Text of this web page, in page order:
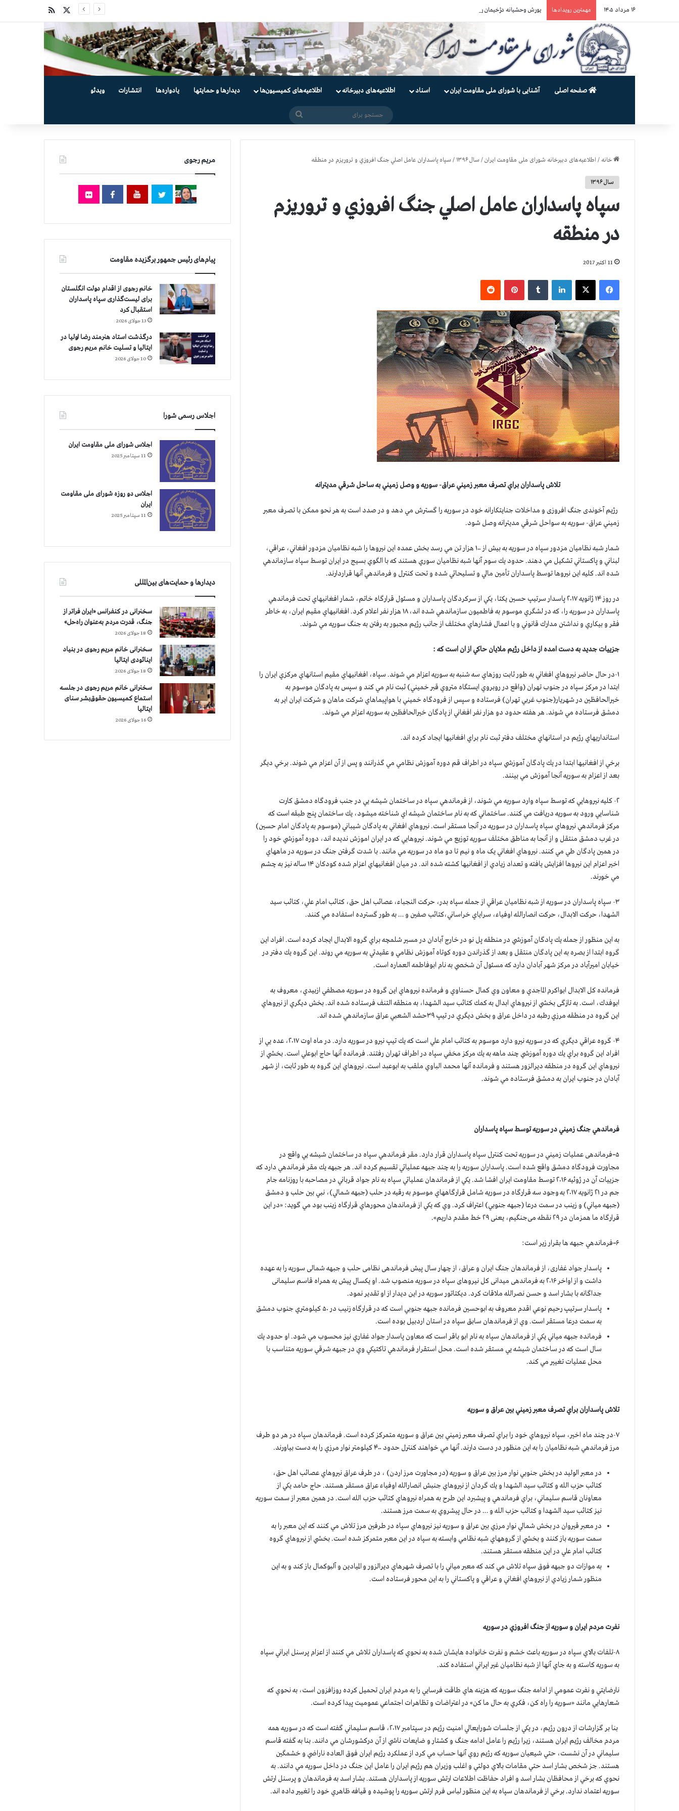
۱۶ مرداد ۱۴۰۵ مهمترین رویدادها یورش وحشیانه دژخیمان رژیم آخوندی به بند ۷ زندان اوین و ضرب‌وجرح زندانیان سیاسی
صفحه اصلی آشنایی با شورای ملی مقاومت ایران اسناد اطلاعیه‌های دبیرخانه اطلاعیه‌های کمیسیون‌‌ها دیدارها و حمایتها یادواره‌ها انتشارات ویدئو
خانه / اطلاعیه‌های دبیرخانه شورای ملی مقاومت ایران/ سال ۱۳۹۶ / سپاه پاسداران عامل اصلي جنگ افروزي و تروريزم در منطقه
سال ۱۳۹۶
سپاه پاسداران عامل اصلي جنگ افروزي و تروريزم
در منطقه
11 اکتبر 2017
فیس بوک X ‫پین‌ترست
تلاش پاسداران براي تصرف معبر زميني عراق- سوريه و وصل زميني به ساحل شرقي مديترانه
رژیم آخوندی جنگ افروزی و مداخلات جنایتکارانه خود در سوریه را گسترش مي دهد و در صدد است به هر نحو ممکن با تصرف معبر
زميني عراق- سوريه به سواحل شرقي مديترانه وصل شود.
شمار شبه نظاميان مزدور سپاه در سوريه به بيش از ۱۰۰ هزار تن مي رسد بخش عمده اين نيروها را شبه نظاميان مزدور افغاني، عراقي،
لبناني و پاكستاني تشكيل مي دهند. حدود يك سوم آنها شبه نظاميان سوري هستند كه با الگوي بسيج در ايران توسط سپاه سازماندهي
شده اند. كليه اين نيروها توسط پاسداران تأمين مالي و تسليحاتي شده و تحت كنترل و فرماندهي آنها قراردارند.
در روز ۱۴ ژانويه ۲۰۱۷ پاسدار سرتيپ حسين يكتا، يكي از سركردگان پاسداران و مسئول قرارگاه خاتم، شمار افغانيهاي تحت فرماندهي
پاسداران در سوريه را، كه در لشگري موسوم به فاطميون سازماندهي شده اند، ۱۸ هزار نفر اعلام كرد. افغانيهاي مقيم ايران، به خاطر
فقر و بيكاري و نداشتن مدارك قانوني و با اعمال فشارهاي مختلف از جانب رژيم مجبور به رفتن به جنگ سوريه مي شوند.
جزييات جديد به دست امده از داخل رژيم ملايان حاكي از ان است كه :
۱-در حال حاضر نيروهاي افغاني به طور ثابت روزهاي سه شنبه به سوريه اعزام مي شوند. سپاه، افغانيهاي مقيم استانهاي مركزي ايران را
ابتدا در مركز سپاه در جنوب تهران (واقع در روبروي ايستگاه متروي قبر خميني) ثبت نام مي كند و سپس به پادگان موسوم به
خيرالحافظين در شهريار(جنوب غربي تهران) فرستاده و سپس از فرودگاه خميني با هواپيماهاي شركت ماهان و شركت ايران اير به
دمشق فرستاده مي شوند. هر هفته حدود دو هزار نفر افغاني از پادگان خيرالحافظين به سوريه اعزام مي شوند.
استانداريهاي رژيم در استانهاي مختلف دفتر ثبت نام براي افغانيها ايجاد كرده اند.
برخي از افغانيها ابتدا در يك پادگان آموزشي سپاه در اطراف قم دوره آموزش نظامي مي گذرانند و پس از آن اعزام مي شوند. برخي ديگر
بعد از اعزام به سوريه آنجا آموزش مي بينند.
۲- كليه نيروهايي كه توسط سپاه وارد سوريه مي شوند، از فرماندهي سپاه در ساختمان شيشه یي در جنب فرودگاه دمشق كارت
شناسايي ورود به سوريه دريافت مي كنند. ساختماني كه به نام ساختمان شيشه اي شناخته ميشود، يك ساختمان پنج طبقه است كه
مركز فرماندهي نيروهاي سپاه پاسداران در سوريه در آنجا مستقر است. نيروهاي افغاني به پادگان شيباني (موسوم به پادگان امام حسين)
در غرب دمشق منتقل و از آنجا به مناطق مختلف سوريه توزيع مي شوند. نيروهايي كه در ايران اموزش نديده اند، دوره آموزشي خود را
در همين پادگان طي مي كنند. نيروهاي افغاني یک ماه و نیم تا دو ماه در سوريه مي مانند. با شدت گرفتن جنگ در سوريه در ماههاي
اخير اعزام اين نيروها افزايش يافته و تعداد زيادي از افغانيها كشته شده اند. در ميان افغانيهاي اعزام شده كودكان ۱۴ ساله نيز به چشم
مي خورند.
۳- سپاه پاسداران در سوريه از شبه نظاميان عراقي از جمله سپاه بدر، حركت النجباء، عصائب اهل حق، كتائب امام علي، كتائب سيد
الشهدا، حركت الابدال، حركت انصارالله اوفياء، سراياي خراساني،كتائب صفين و … به طور گسترده استفاده مي كنند.
به این منظور از جمله يك پادگان آموزشي در منطقه پل نو در خارج آبادان در مسير شلمچه براي گروه الابدال ايجاد كرده است. افراد اين
گروه ابتدا از بصره به اين پادگان منتقل و بعد از گذراندن دوره كوتاه آموزش نظامي و عقيدتي به سوريه مي روند. اين گروه يك دفتر در
خيابان اميرآباد در مركز شهر آبادان دارد كه مسئول آن شخصي به نام ابوفاطمه العماره است.
فرمانده كل الابدال ابواكرم الماجدي و معاون وي كمال حسناوي و فرمانده نيروهاي اين گروه در سوريه مصطفي ازبيدي، معروف به
ابوفدك، است. به تازگی بخشي از نيروهاي ابدال به كمك كتائب سيد الشهدا، به منطقه التنف فرستاده شده اند. بخش ديگري از نيروهاي
اين گروه در منطقه مرزي رطبه در داخل عراق و بخش ديگري در تيپ ۳۹حشد الشعبي عراق سازماندهي شده اند.
۴- گروه عراقي ديگري كه در سوريه نيرو دارد موسوم به كتائب امام علي است كه يك تيپ نيرو در سوريه دارد. در ماه اوت ۲۰۱۷، عده یي از
افراد اين گروه براي يك دوره آموزشي چند ماهه به يك مركز مخفي سپاه در اطراف تهران رفتند. فرمانده آنها حاج ابوعلي است. بخشي از
نيروهاي اين گروه در منطقه ديرالزور هستند و فرمانده آنها محمد الباوي ملقب به ابوعبد است. نيروهاي اين گروه به طور ثابت، از شهر
آبادان در جنوب ايران به دمشق فرستاده مي شوند.
فرماندهي جنگ زميني در سوريه توسط سپاه پاسداران
۵–فرماندهی عمليات زميني در سوريه تحت کنترل سپاه پاسداران قرار دارد. مقر فرماندهي سپاه در ساختمان شيشه یي واقع در
مجاورت فرودگاه دمشق واقع شده است. پاسداران سوريه را به چند جبهه عملياتي تقسيم كرده اند. هر جبهه يك مقر فرماندهي دارد كه
جزييات آن در ژوئيه ۲۰۱۶ توسط مقاومت ايران افشا شد. يكي از فرماندهان عملياتي سپاه به نام جواد قرباني در مصاحبه با روزنامه جام
جم در ۲۱ ژانويه ۲۰۱۷ به وجود سه قرارگاه در سوريه شامل قرارگاههاي موسوم به رقيه در حلب (جبهه شمالي)، نبي بين حلب و دمشق
(جبهه مياني) و زينب در سمت درعا (جبهه جنوبي) اعتراف كرد. وي كه يكي از فرماندهان محورهاي قرارگاه زينب بود مي گويد: «در این
قرارگاه ما همزمان در ۲۹ نقطه می‌جنگیم، یعنی ۲۹ خط مقدم داریم».
۶–فرماندهي جبهه ها بقرار زير است:
پاسدار جواد غفاری، از فرماندهان جنگ ایران و عراق، از چهار سال پیش فرماندهی نظامی حلب و جبهه شمالی سوریه را به عهده
داشت و از اواخر ۲۰۱۶ به فرماندهی میدانی کل نیروهای سپاه در سوریه منصوب شد. او يكسال پيش به همراه قاسم سلیمانی
جداگانه با بشار اسد و حسن نصرالله ملاقات کرد. ديكتاتور سوريه در اين ديدار از او تقدیر نمود.
پاسدار سرتيپ رحيم نوعي اقدم معروف به ابوحسين فرمانده جبهه جنوبي است كه در قرارگاه زنيب در ۵۰ كيلومتري جنوب دمشق
به سمت درعا مستقر است. وي از فرماندهان سابق سپاه در استان اردبيل بوده است.
فرمانده جبهه مياني يكي از فرماندهان سپاه به نام ابو باقر است كه معاون پاسدار جواد غفاري نيز محسوب مي شود. او حدود يك
سال است كه در ساختمان شيشه یي مستقر شده است. محل استقرار فرماندهي تاكتيكي وي در جبهه شرقي سوريه متناسب با
محل عمليات تغيير مي كند.
تلاش پاسداران براي تصرف معبر زميني بين عراق و سوريه
۷-در چند ماه اخير، سپاه نيروهاي خود را براي تصرف معبر زميني بين عراق و سوريه متمركز كرده است. فرماندهان سپاه در هر دو طرف
مرز فرماندهي شبه نظاميان را به اين منظور در دست دارند. آنها مي خواهند كنترل حدود ۴۰۰ كيلومتر نوار مرزي را به دست بياورند.
در معبر الوليد در بخش جنوبي نوار مرز بين عراق و سوريه (در مجاورت مرز اردن) ، در طرف عراق نيروهاي عصائب اهل حق،
كتائب حزب الله و كتائب سيد الشهدا و يك گردان از نيروهاي جنبش انصارالله اوفياء عراق مستقر هستند. حاج حامد يكي از
معاونان قاسم سليماني، براي فرماندهي و پيشبرد اين طرح به همراه نيروهاي كتائب حزب الله است. در همين معبر از سمت سوريه
نيز كتائب سيد الشهدا و كتائب حزب الله و … در حال پيشروي به سمت مرز هستند.
در معبر قيروان در بخش شمالي نوار مرزي بين عراق و سوريه نيز نيروهاي سپاه در طرفين مرز تلاش مي كنند كه اين معبر را به
سمت سوريه باز كنند و بخشي از گروههاي شبه نظامي وابسته به سپاه در اين معبر متمركز شده است. بخشي از نيروهاي گروه
كتائب امام علي در اين منطقه مستقر هستند.
به موازات دو جبهه فوق سپاه تلاش مي كند كه معبر مياني را با تصرف شهرهاي ديرالزور و الميادين و آلبوكمال باز كند و به اين
منظور شمار زيادي از نيروهاي افغاني و عراقي و پاكستاني را به اين محور فرستاده است.
نفرت مردم ايران و سوريه از جنگ افروزي در سوريه
۸-تلفات بالاي سپاه در سوريه باعث خشم و نفرت خانواده هايشان شده به نحوي كه پاسداران تلاش مي كنند از اعزام پرسنل ايراني سپاه
به سوريه كاسته و به جاي آنها از شبه نظاميان غير ايراني استفاده كند.
نارضايتي و نفرت عمومي از ادامه جنگ سوريه كه هزينه هاي طاقت فرسايي را به مردم ايران تحميل كرده روزافزون است، به نحوي كه
شعارهايي مانند «سوريه را راه كن، فكري به حال ما كن» در اعتراضات و تظاهرات اجتماعي عموميت پيدا كرده است.
بنا بر گزارشات از درون رژيم، در يكي از جلسات شورايعالي امنيت رژيم در سپتامبر ۲۰۱۷، قاسم سليماني گفته است كه در سوريه همه
مردم مخالف رژيم ايران هستند، زيرا رژيم را عامل ادامه جنگ و كشتار و ضايعات ناشي از آن دركشورشان مي دانند. بنا به گفته قاسم
سليماني در آن نشست، حتي شيعيان سوريه كه رژيم روي آنها حساب مي كرد از عملكرد رژيم ايران فوق العاده ناراضي و خشمگين
هستند. جز شخص بشار اسد حتي مقامات بالاي دولتي و اغلب وزیران هم رژيم ايران را عامل اين جنگ در داخل سوريه مي دانند. به
نحوي كه برخي از محافظان بشار اسد و افراد حفاظت اطلاعات ارتش سوريه از پاسداران هستند. بشار اسد به فرماندهان و پرسنل ارتش
سوريه اعتماد ندارد. برخي از فرماندهان سپاه به اين منظور لباس فرم ارتش سوريه را پوشيده و قيافه ظاهري خود را تغيير داده اند.
مریم رجوی
پیام‌های رئیس جمهور برگزیده مقاومت
خانم رجوی از اقدام دولت انگلستان
برای لیست‌گذاری سپاه پاسداران
استقبال کرد
13 جولای 2026
درگذشت استاد هنرمند رضا اولیا در
ایتالیا و تسلیت خانم مریم رجوی
10 جولای 2026
اجلاس رسمی شورا
اجلاس شورای ملی مقاومت ایران
11 سپتامبر 2025
اجلاس دو روزه شورای ملی مقاومت
ایران
11 سپتامبر 2025
دیدارها و حمایت‌های بین‌المللی
سخنرانی در کنفرانس «ایران فراتر از
جنگ، قدرت مردم به‌عنوان راه‌حل»
18 جولای 2026
سخنرانی خانم مریم رجوی در بنیاد
اینائودی ایتالیا
18 جولای 2026
سخنرانی خانم مریم رجوی در جلسه
استماع کمیسیون حقوق‌بشر سنای
ایتالیا
16 جولای 2026